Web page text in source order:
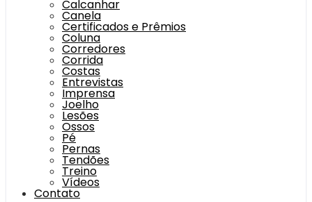
Calcanhar
Canela
Certificados e Prêmios
Coluna
Corredores
Corrida
Costas
Entrevistas
Imprensa
Joelho
Lesões
Ossos
Pé
Pernas
Tendões
Treino
Vídeos
Contato